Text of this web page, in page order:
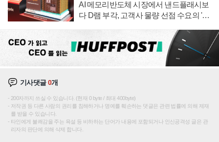
AI 메모리반도체 시장에서 낸드플래시보
다 D램 부각, 고객사 물량 선점 수요의 '우
기사댓글0개
200자까지 쓰실 수 있습니다. (현재 0 byte / 최대 400byte)
저작권 등 다른 사람의 권리를 침해하거나 명예를 훼손하는 댓글은 관련 법률에 의해 제재
를 받을 수 있습니다.
타인에게 불쾌감을 주는 욕설 등 비하하는 단어가 내용에 포함되거나 인신공격성 글은 관
리자의 판단에 의해 삭제 합니다.